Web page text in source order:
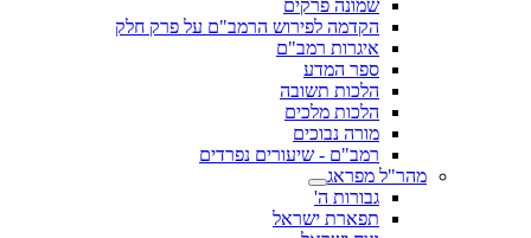
שמונה פרקים
הקדמה לפירוש הרמב"ם על פרק חלק
איגרות רמב"ם
ספר המדע
הלכות תשובה
הלכות מלכים
מורה נבוכים
רמב"ם - שיעורים נפרדים
מהר"ל מפראג
גבורות ה'
תפארת ישראל